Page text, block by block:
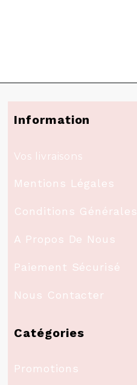
Information
Vos livraisons
Mentions Légales
Conditions Générales
A Propos De Nous
Paiement Sécurisé
Nous Contacter
Catégories
Promotions